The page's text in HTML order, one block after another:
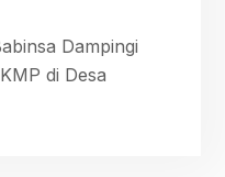
Dampingi
di Desa